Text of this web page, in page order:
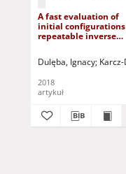
A fast evaluation of
initial
repeatable inverse
Dulęba, Ignacy
2018
artykuł